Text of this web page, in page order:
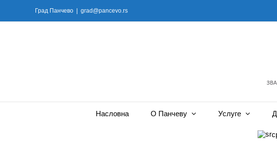
Град Панчево grad@pancevo.rs
Насловна О Панчеву Услуге